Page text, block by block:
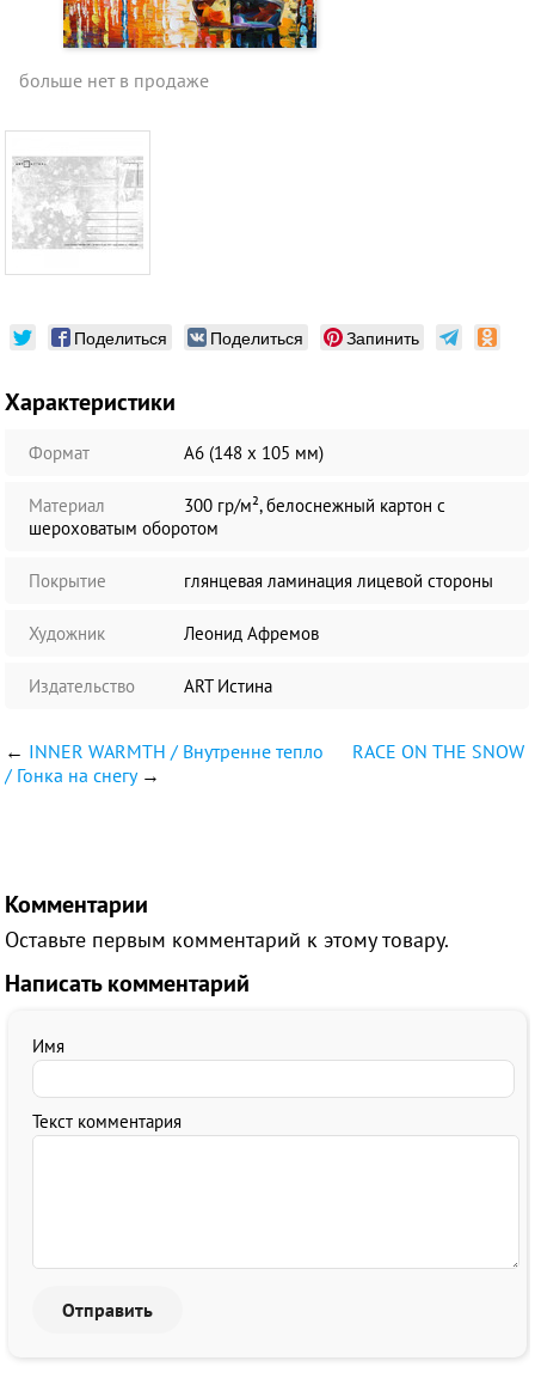
больше нет в продаже
Поделиться Поделиться Запинить
Характеристики
Формат А6 (148 х 105 мм)
Материал
300 гр/м², белоснежный картон с
шероховатым оборотом
Покрытие глянцевая ламинация лицевой стороны
Художник Леонид Афремов
Издательство ART Истина
← INNER WARMTH / Внутренне тепло
RACE ON THE SNOW
/ Гонка на снегу→
Комментарии
Оставьте первым комментарий к этому товару.
Написать комментарий
Имя
Текст комментария